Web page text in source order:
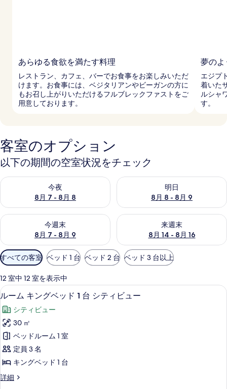
あらゆる食欲を満たす料理
レストラン、カフェ、バーでお食事をお楽しみいただ
けます。お食事には、ベジタリアンやビーガンの方に
もお召し上がりいただけるフルブレックファストをご
用意しております。
夢のよ
エジプ
着いた
ルシャ
す。
客室のオプション
以下の期間の空室状況をチェック
今夜
8月 7 - 8月 8
今夜 8月 7 - 8月 8 の空室状況をチェック
明日
8月 8 - 8月 9
明日 8月 8 - 8月 9 の空室状況
今週末
8月 7 - 8月 9
今週末 8月 7 - 8月 9 の空室状況をチェック
来週末
8月 14 - 8月 16
来週末 8月 14 - 8月 16 の空室
利
用
可
能
な
客
室
の
絞
り
込
み
すべての客室 ベッド 1 台 ベッド 2 台 ベッド 3 台以上
12 室中 12 室を表示中
ル
ー
ム
キ
ン
グ
ベ
ッ
エジプト綿のシーツ、高級寝具、羽
7
ルーム キングベッド 1 台 シティビュー
シティビュー
30 ㎡
ベッドルーム 1 室
定員 3 名
キングベッド 1 台
詳細
ル